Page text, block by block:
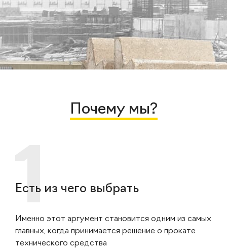
Почему мы?
Есть из чего выбрать
Именно этот аргумент становится одним из самых
главных, когда принимается решение о прокате
технического средства